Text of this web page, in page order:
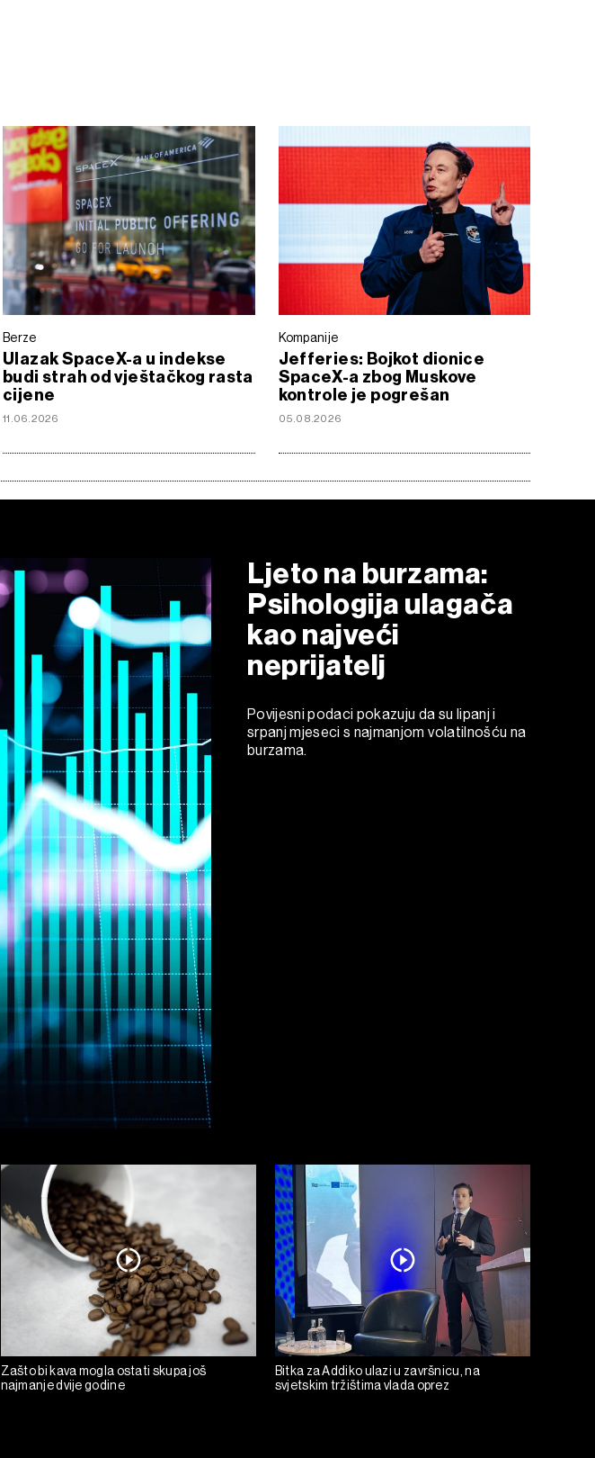
Berze
Ulazak SpaceX-a u indekse
budi strah od vještačkog rasta
cijene
11.06.2026
Kompanije
Jefferies: Bojkot dionice
SpaceX-a zbog Muskove
kontrole je pogrešan
05.08.2026
Ljeto na burzama:
Psihologija ulagača
kao najveći
neprijatelj
Povijesni podaci pokazuju da su lipanj i
srpanj mjeseci s najmanjom volatilnošću na
burzama.
Zašto bi kava mogla ostati skupa još
najmanje dvije godine
Bitka za Addiko ulazi u završnicu, na
svjetskim tržištima vlada oprez